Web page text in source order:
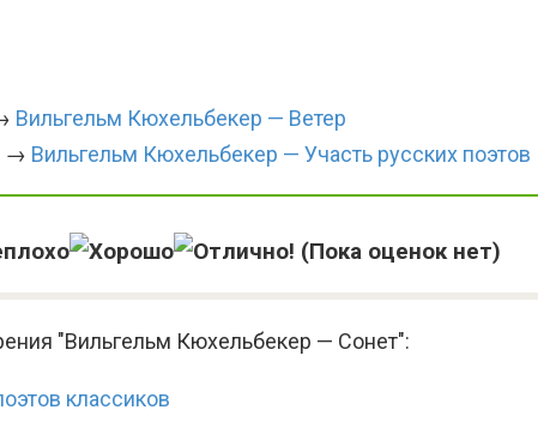
Вильгельм Кюхельбекер — Ветер
→ Вильгельм Кюхельбекер — Участь русских поэтов
(Пока оценок нет)
"Вильгельм Кюхельбекер — Сонет":
классиков